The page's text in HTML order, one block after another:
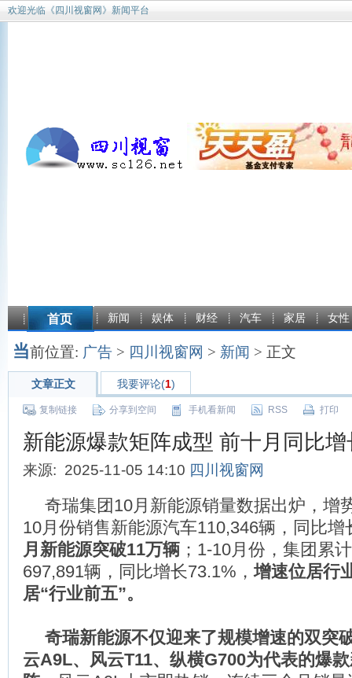
欢迎光临《四川视窗网》新闻平台
首页 新闻 娱体 财经 汽车 家居 女性
当前位置: 广告 > 四川视窗网 > 新闻 > 正文
文章正文 我要评论(1)
复制链接 分享到空间 手机看新闻 RSS 打印
新能源爆款矩阵成型 前十月同比增
来源: 2025-11-05 14:10 四川视窗网
奇瑞集团10月新能源销量数据出炉，增
10月份销售新能源汽车110,346辆，同比增
月新能源突破11万辆 ；1-10月份，集团累
697,891辆，同比增长73.1%，增速位居行
居“行业前五”。
奇瑞新能源不仅迎来了规模增速的双突
云A9L、风云T11、纵横G700为代表的爆